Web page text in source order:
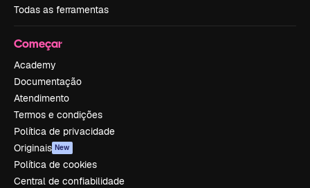
Todas as ferramentas
Começar
Academy
Documentação
Atendimento
Termos e condições
Política de privacidade
Originais New
Política de cookies
Central de confiabilidade